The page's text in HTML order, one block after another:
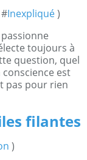
Inexpliqué)
toujours à
question, quel
est
pas pour rien
filantes
)